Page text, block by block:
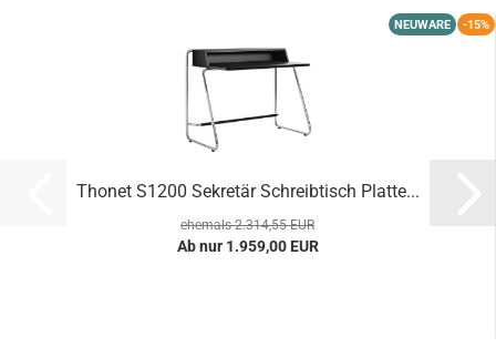
NEUWARE -15%
Thonet S1200 Sekretär Schreibtisch Platte...
ehemals 2.314,55 EUR
Ab nur 1.959,00 EUR